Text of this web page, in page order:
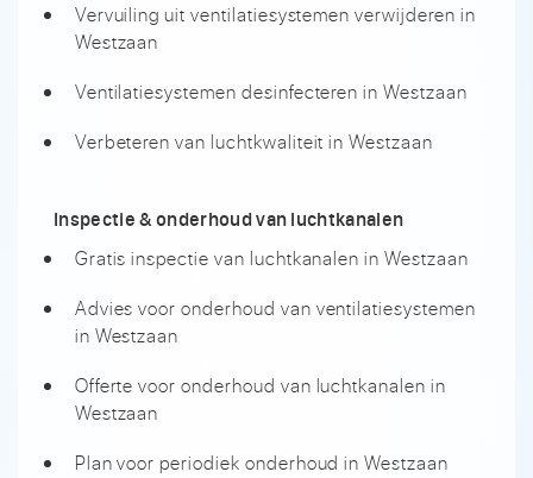
Vervuiling uit ventilatiesystemen verwijderen in
Westzaan
Ventilatiesystemen desinfecteren in Westzaan
Verbeteren van luchtkwaliteit in Westzaan
Inspectie & onderhoud van luchtkanalen
Gratis inspectie van luchtkanalen in Westzaan
Advies voor onderhoud van ventilatiesystemen
in Westzaan
Offerte voor onderhoud van luchtkanalen in
Westzaan
Plan voor periodiek onderhoud in Westzaan